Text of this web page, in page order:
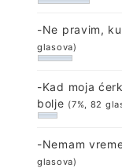
-Ne pravim,
glasova)
-Kad moja
bolje (7%, 82
-Nemam
glasova)